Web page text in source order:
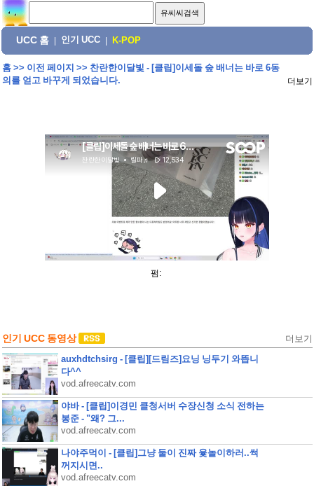
UCC 홈 인기 UCC K-POP
홈>> 이전 페이지 >> 찬란한이달빛 - [클립]이세돌 숲 배너는 바로 6동
의를 얻고 바꾸게 되었습니다.
더보기
펌:
인기 UCC 동영상 더보기
auxhdtchsirg - [클립][드림즈]요닝 닝두기 와뜹니
다^^
vod.afreecatv.com
야바 - [클립]이경민 클청서버 수장신청 소식 전하는
봉준 - "왜? 그...
vod.afreecatv.com
나야주먹이 - [클립]그냥 둘이 진짜 윷놀이하러..썩
꺼지시면..
vod.afreecatv.com